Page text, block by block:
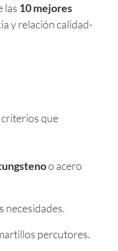
las 10 mejores
y relación calidad-
que
o acero
necesidades.
percutores.